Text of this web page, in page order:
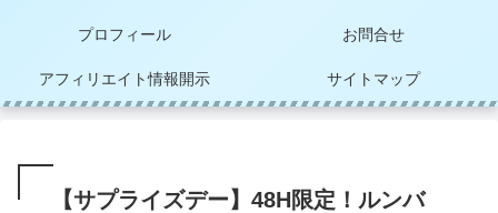
プロフィール お問合せ
アフィリエイト情報開示 サイトマップ
【サプライズデー】48H限定！ルンバ